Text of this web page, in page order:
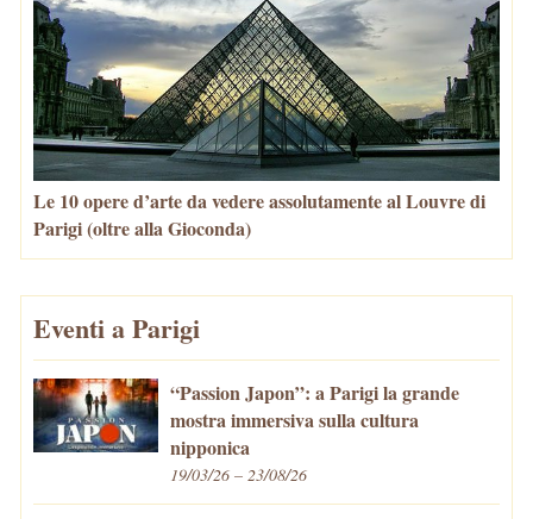
Le 10 opere d’arte da vedere assolutamente al Louvre di
Parigi (oltre alla Gioconda)
Eventi a Parigi
“Passion Japon”: a Parigi la grande
mostra immersiva sulla cultura
nipponica
19/03/26 – 23/08/26